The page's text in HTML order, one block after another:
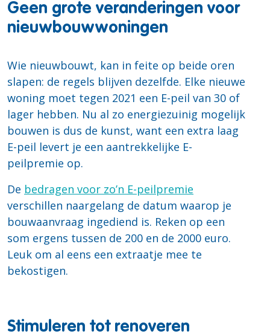
Geen grote veranderingen voor
nieuwbouwwoningen
Wie nieuwbouwt, kan in feite op beide oren
slapen: de regels blijven dezelfde. Elke nieuwe
woning moet tegen 2021 een E-peil van 30 of
lager hebben. Nu al zo energiezuinig mogelijk
bouwen is dus de kunst, want een extra laag
E-peil levert je een aantrekkelijke E-
peilpremie op.
De bedragen voor zo’n E-peilpremie
verschillen naargelang de datum waarop je
bouwaanvraag ingediend is. Reken op een
som ergens tussen de 200 en de 2000 euro.
Leuk om al eens een extraatje mee te
bekostigen.
Stimuleren tot renoveren